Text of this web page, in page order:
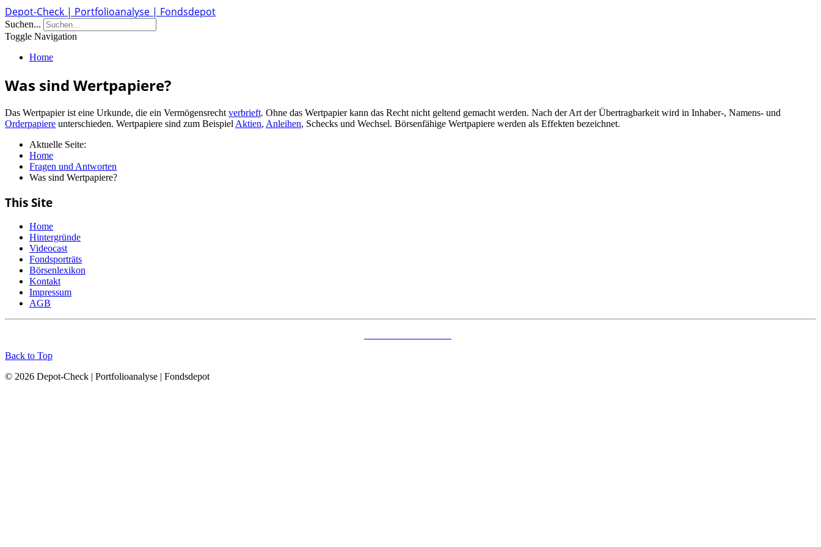
Depot-Check | Portfolioanalyse | Fondsdepot
Suchen...
Toggle Navigation
Home
Was sind Wertpapiere?
Das Wertpapier ist eine Urkunde, die ein Vermögensrecht verbrieft. Ohne das Wertpapier kann das Recht nicht geltend gemacht werden. Nach der Art der Übertragbarkeit wird in Inhaber-, Namens- und
Orderpapiere unterschieden. Wertpapiere sind zum Beispiel Aktien, Anleihen, Schecks und Wechsel. Börsenfähige Wertpapiere werden als Effekten bezeichnet.
Aktuelle Seite:
Home
Fragen und Antworten
Was sind Wertpapiere?
This Site
Home
Hintergründe
Videocast
Fondsporträts
Börsenlexikon
Kontakt
Impressum
AGB
Back to Top
© 2026 Depot-Check | Portfolioanalyse | Fondsdepot